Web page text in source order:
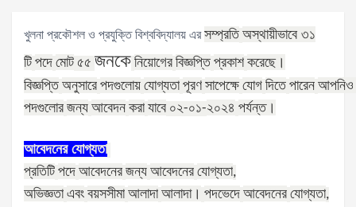
খুলনা প্রকৌশল ও প্রযুক্তি বিশ্ববিদ্যালয় এরসম্প্রতি অস্থায়ীভাবে ৩১
টি পদে মোট ৫৫ জনকে নিয়োগের বিজ্ঞপ্তি প্রকাশ করেছে।
বিজ্ঞপ্তি অনুসারে পদগুলোয় যোগ্যতা পূরণ সাপেক্ষে যোগ দিতে পারেন
পদগুলোর জন্য আবেদন করা যাবে ০২-০১-২০২৪ পর্যন্ত।
আবেদনের যোগ্যতা
প্রতিটি পদে আবেদনের জন্য আবেদনের যোগ্যতা,
অভিজ্ঞতা এবং বয়সসীমা আলাদা আলাদা। পদভেদে আবেদনের যোগ্যতা,